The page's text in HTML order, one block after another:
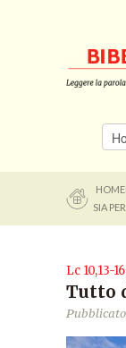
SIA
Lc 10,13-16
Tutto